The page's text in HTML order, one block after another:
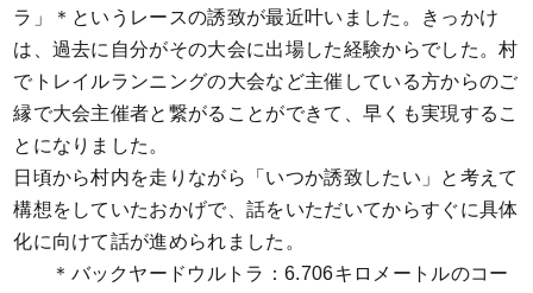
ラ」＊というレースの誘致が最近叶いました。きっかけ
は、過去に自分がその大会に出場した経験からでした。村
でトレイルランニングの大会など主催している方からのご
縁で大会主催者と繋がることができて、早くも実現するこ
とになりました。
日頃から村内を走りながら「いつか誘致したい」と考えて
構想をしていたおかげで、話をいただいてからすぐに具体
化に向けて話が進められました。
＊バックヤードウルトラ：6.706キロメートルのコー